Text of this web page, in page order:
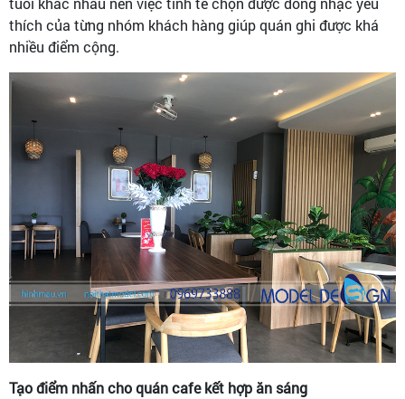
thích của từng nhóm khách hàng giúp quán ghi được khá
nhiều điểm cộng.
Tạo điểm nhấn cho quán cafe kết hợp ăn sáng